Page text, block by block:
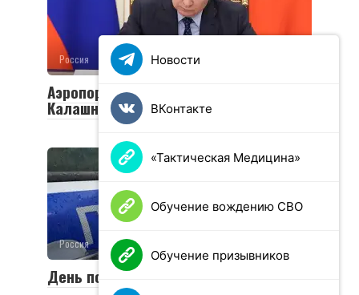
Россия
Аэропорту Ижевска присвоено имя
Калашникова
Россия
День полиции в России 2025
Новости
ВКонтакте
«Тактическая Медицина»
Обучение вождению СВО
Обучение призывников